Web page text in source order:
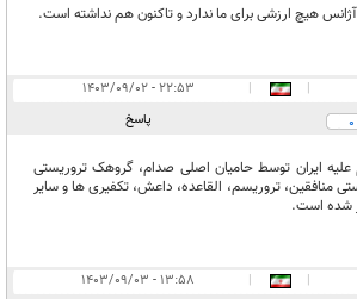
هیچ ارزشی برای ما ندارد و تاکنون هم نداشته است.
|
|
۲۲:۵۳ - ۱۴۰۳/۰۹/۰۲
0 پاسخ
ایران توسط حامیان اصلی صدام، گروهک تروریستی
منافقین، تروریسم، القاعده، داعش، تکفیری ها و سایر
شده است.
|
|
۱۳:۵۸ - ۱۴۰۳/۰۹/۰۳